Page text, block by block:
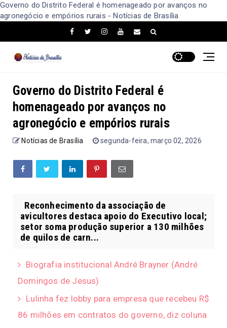
Governo do Distrito Federal é homenageado por avanços no
agronegócio e empórios rurais - Notícias de Brasília
Governo do Distrito Federal é
homenageado por avanços no
agronegócio e empórios rurais
Notícias de Brasília segunda-feira, março 02, 2026
Reconhecimento da associação de
avicultores destaca apoio do Executivo local;
setor soma produção superior a 130 milhões
de quilos de carn...
Biografia institucional André Brayner (André
Domingos de Jesus)
Lulinha fez lobby para empresa que recebeu R$
86 milhões em contratos do governo, diz coluna